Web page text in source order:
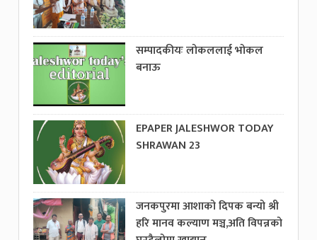
सम्पादकीयः लोकललाई भोकल
बनाऊ
EPAPER JALESHWOR TODAY
SHRAWAN 23
जनकपुरमा आशाको दिपक बन्यो श्री
हरि मानव कल्याण मञ्च,अति विपन्नको